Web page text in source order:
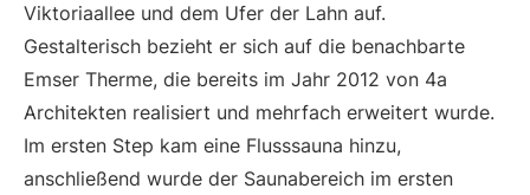
Viktoriaallee und dem Ufer der Lahn auf.
Gestalterisch bezieht er sich auf die benachbarte
Emser Therme, die bereits im Jahr 2012 von 4a
Architekten realisiert und mehrfach erweitert wurde.
Im ersten Step kam eine Flusssauna hinzu,
anschließend wurde der Saunabereich im ersten